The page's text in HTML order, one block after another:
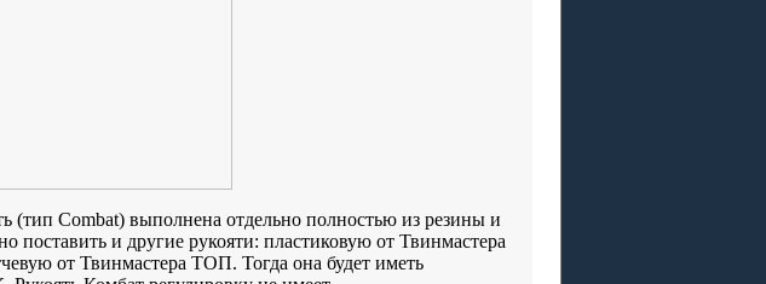
(тип Combat) выполнена отдельно полностью из резины и
и другие рукояти: пластиковую от Твинмастера
от Твинмастера ТОП. Тогда она будет иметь